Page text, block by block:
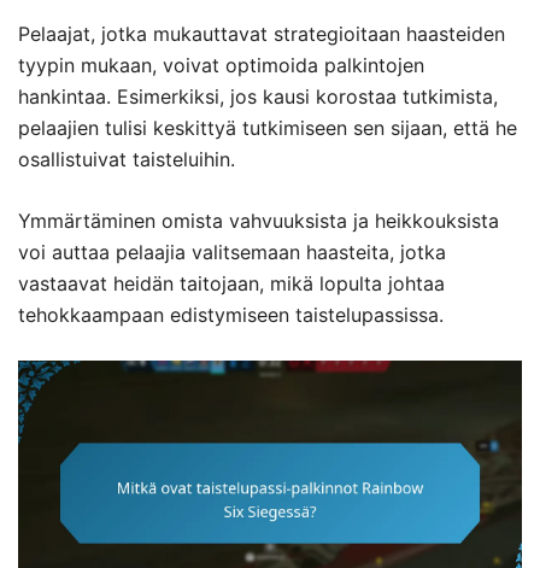
Pelaajat, jotka mukauttavat strategioitaan haasteiden
tyypin mukaan, voivat optimoida palkintojen
hankintaa. Esimerkiksi, jos kausi korostaa tutkimista,
pelaajien tulisi keskittyä tutkimiseen sen sijaan, että he
osallistuivat taisteluihin.
Ymmärtäminen omista vahvuuksista ja heikkouksista
voi auttaa pelaajia valitsemaan haasteita, jotka
vastaavat heidän taitojaan, mikä lopulta johtaa
tehokkaampaan edistymiseen taistelupassissa.